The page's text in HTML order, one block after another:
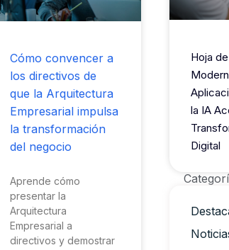
Cómo convencer a
los directivos de
que la Arquitectura
Empresarial impulsa
la transformación
del negocio
Aprende cómo
presentar la
Arquitectura
Empresarial a
directivos y demostrar
Hoja
la IA
Digital